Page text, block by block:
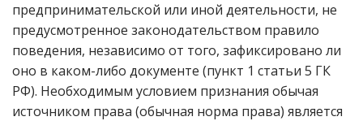
предпринимательской или иной деятельности, не
предусмотренное законодательством правило
поведения, независимо от того, зафиксировано ли
оно в каком-либо документе (пункт 1 статьи 5 ГК
РФ). Необходимым условием признания обычая
источником права (обычная норма права) является